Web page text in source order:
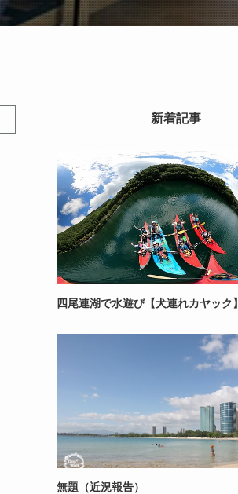
新着記事
四尾連湖で水遊び【犬連れカヤック】
無題（近況報告）